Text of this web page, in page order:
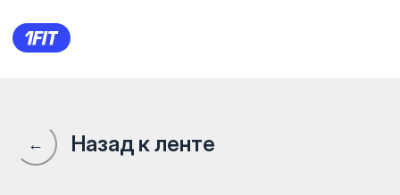
Сегодня протестировала
← Назад к ленте